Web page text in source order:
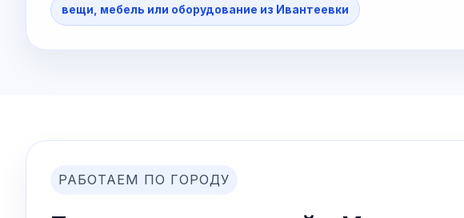
вещи, мебель или оборудование из Ивантеевки
РАБОТАЕМ ПО ГОРОДУ